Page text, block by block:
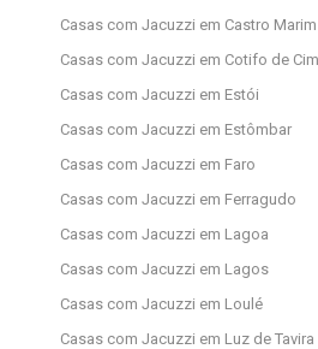
Casas com Jacuzzi em Castro Marim
Casas com Jacuzzi em Cotifo de
Casas com Jacuzzi em Estói
Casas com Jacuzzi em Estômbar
Casas com Jacuzzi em Faro
Casas com Jacuzzi em Ferragudo
Casas com Jacuzzi em Lagoa
Casas com Jacuzzi em Lagos
Casas com Jacuzzi em Loulé
Casas com Jacuzzi em Luz de Tavira